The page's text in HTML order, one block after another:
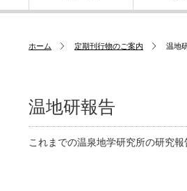
ホーム 定期刊行物のご案内 温地
温地研報告
これまでの温泉地学研究所の研究